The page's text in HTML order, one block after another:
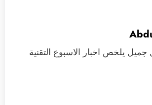
يلخص اخبار الاسبوع التقنية